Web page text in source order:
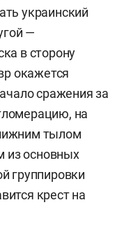
украинский
—
в сторону
окажется
сражения за
на
тылом
из основных
группировки
крест на